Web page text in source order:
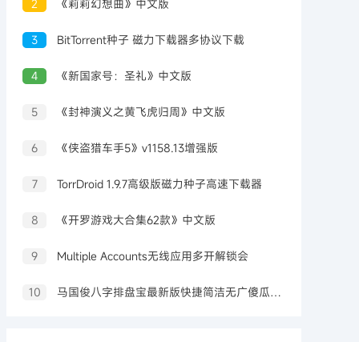
2 《莉莉幻想曲》中文版
3 BitTorrent种子 磁力下载器多协议下载
4 《新国家号：圣礼》中文版
5 《封神演义之黄飞虎归周》中文版
6 《侠盗猎车手5》v1158.13增强版
7 TorrDroid 1.9.7高级版磁力种子高速下载器
8 《开罗游戏大合集62款》中文版
9 Multiple Accounts无线应用多开解锁会
10 马国俊八字排盘宝最新版快捷简洁无广傻瓜操作